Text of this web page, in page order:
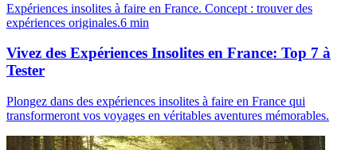
Expériences insolites à faire en France. Concept : trouver des
expériences originales.6 min
Vivez des Expériences Insolites en France: Top 7 à
Tester
Plongez dans des expériences insolites à faire en France qui
transformeront vos voyages en véritables aventures mémorables.